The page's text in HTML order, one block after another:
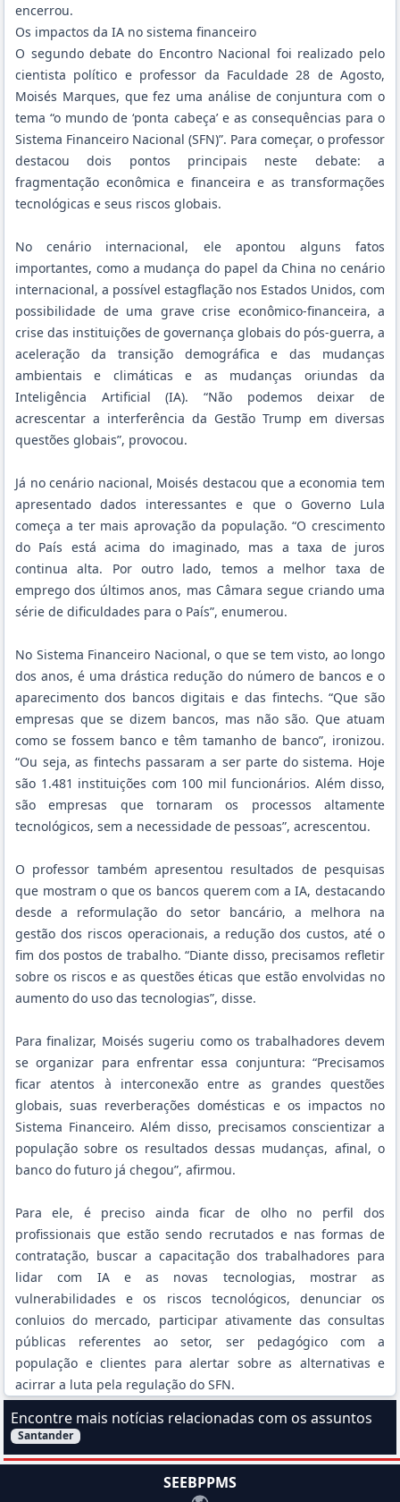
encerrou.
Os impactos da IA no sistema financeiro
O segundo debate do Encontro Nacional foi realizado pelo
cientista político e professor da Faculdade 28 de Agosto,
Moisés Marques, que fez uma análise de conjuntura com o
tema “o mundo de ‘ponta cabeça’ e as consequências para o
Sistema Financeiro Nacional (SFN)”. Para começar, o professor
destacou dois pontos principais neste debate: a
fragmentação econômica e financeira e as transformações
tecnológicas e seus riscos globais.
No cenário internacional, ele apontou alguns fatos
importantes, como a mudança do papel da China no cenário
internacional, a possível estagflação nos Estados Unidos, com
possibilidade de uma grave crise econômico-financeira, a
crise das instituições de governança globais do pós-guerra, a
aceleração da transição demográfica e das mudanças
ambientais e climáticas e as mudanças oriundas da
Inteligência Artificial (IA). “Não podemos deixar de
acrescentar a interferência da Gestão Trump em diversas
questões globais”, provocou.
Já no cenário nacional, Moisés destacou que a economia tem
apresentado dados interessantes e que o Governo Lula
começa a ter mais aprovação da população. “O crescimento
do País está acima do imaginado, mas a taxa de juros
continua alta. Por outro lado, temos a melhor taxa de
emprego dos últimos anos, mas Câmara segue criando uma
série de dificuldades para o País”, enumerou.
No Sistema Financeiro Nacional, o que se tem visto, ao longo
dos anos, é uma drástica redução do número de bancos e o
aparecimento dos bancos digitais e das fintechs. “Que são
empresas que se dizem bancos, mas não são. Que atuam
como se fossem banco e têm tamanho de banco”, ironizou.
“Ou seja, as fintechs passaram a ser parte do sistema. Hoje
são 1.481 instituições com 100 mil funcionários. Além disso,
são empresas que tornaram os processos altamente
tecnológicos, sem a necessidade de pessoas”, acrescentou.
O professor também apresentou resultados de pesquisas
que mostram o que os bancos querem com a IA, destacando
desde a reformulação do setor bancário, a melhora na
gestão dos riscos operacionais, a redução dos custos, até o
fim dos postos de trabalho. “Diante disso, precisamos refletir
sobre os riscos e as questões éticas que estão envolvidas no
aumento do uso das tecnologias”, disse.
Para finalizar, Moisés sugeriu como os trabalhadores devem
se organizar para enfrentar essa conjuntura: “Precisamos
ficar atentos à interconexão entre as grandes questões
globais, suas reverberações domésticas e os impactos no
Sistema Financeiro. Além disso, precisamos conscientizar a
população sobre os resultados dessas mudanças, afinal, o
banco do futuro já chegou”, afirmou.
Para ele, é preciso ainda ficar de olho no perfil dos
profissionais que estão sendo recrutados e nas formas de
contratação, buscar a capacitação dos trabalhadores para
lidar com IA e as novas tecnologias, mostrar as
vulnerabilidades e os riscos tecnológicos, denunciar os
conluios do mercado, participar ativamente das consultas
públicas referentes ao setor, ser pedagógico com a
população e clientes para alertar sobre as alternativas e
acirrar a luta pela regulação do SFN.
Encontre mais notícias relacionadas com os assuntos
Filtrar Notícias pelo assunto:
Santander
SEEBPPMS